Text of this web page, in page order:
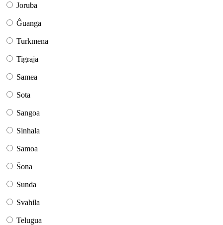
Joruba
Ĝuanga
Turkmena
Tigraja
Samea
Sota
Sangoa
Sinhala
Samoa
Ŝona
Sunda
Svahila
Telugua